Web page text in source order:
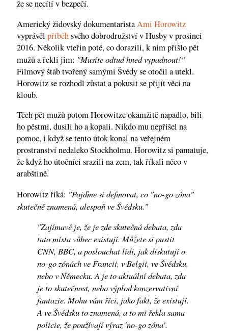
že se necítí v bezpečí.
Americký židovský dokumentaristaAmi Horowitz
vyprávěl příběhsvého dobrodružství v Husby v prosinci
2016. Několik vteřin poté, co dorazili, k nim přišlo pět
mužů a řekli jim: "Musíte odtud hned vypadnout!"
Filmový štáb tvořený samými Švédy se otočil a utekl.
Horowitz se rozhodl zůstat a pokusit se přijít věci na
kloub.
Těch pět mužů potom Horowitze okamžitě napadlo, bili
ho pěstmi, dusili ho a kopali. Nikdo mu nepřišel na
pomoc, i když se tento útok konal na veřejném
prostranství nedaleko Stockholmu. Horowitz si pamatuje,
že když ho útočníci srazili na zem, tak říkali něco v
arabštině.
Horowitz říká: "Pojďme si definovat, co "no-go zóna"
skutečně znamená, alespoň ve Švédsku."
"Zajímavé je, že je zde skutečná debata, zda
tato místa vůbec existují. Můžete si pustit
CNN, BBC, a poslouchat lidi, jak diskutují o
no-go zónách ve Francii, v Belgii, ve Švédsku,
nebo v Německu. A je to aktuální debata, zda
je to skutečnost, nebo výplod konzervativní
fantazie. Mohu vám říci, jako fakt, že existují.
A ve Švédsku to znamená, a to mi řekla sama
policie, že používají výraz 'no-go zóna'.